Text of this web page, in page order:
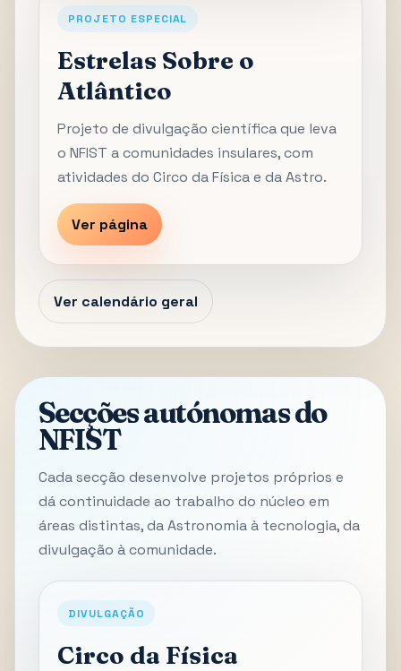
PROJETO ESPECIAL
Estrelas Sobre o
Atlântico
Projeto de divulgação científica que leva
o NFIST a comunidades insulares, com
atividades do Circo da Física e da Astro.
Ver página
Ver calendário geral
Secções autónomas do
NFIST
Cada secção desenvolve projetos próprios e
dá continuidade ao trabalho do núcleo em
áreas distintas, da Astronomia à tecnologia, da
divulgação à comunidade.
DIVULGAÇÃO
Circo da Física